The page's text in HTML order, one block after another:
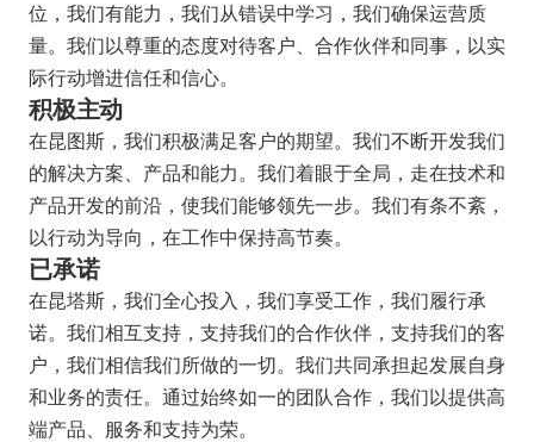
位，我们有能力，我们从错误中学习，我们确保运营质
量。我们以尊重的态度对待客户、合作伙伴和同事，以实
际行动增进信任和信心。
积极主动
在昆图斯，我们积极满足客户的期望。我们不断开发我们
的解决方案、产品和能力。我们着眼于全局，走在技术和
产品开发的前沿，使我们能够领先一步。我们有条不紊，
以行动为导向，在工作中保持高节奏。
已承诺
在昆塔斯，我们全心投入，我们享受工作，我们履行承
诺。我们相互支持，支持我们的合作伙伴，支持我们的客
户，我们相信我们所做的一切。我们共同承担起发展自身
和业务的责任。通过始终如一的团队合作，我们以提供高
端产品、服务和支持为荣。